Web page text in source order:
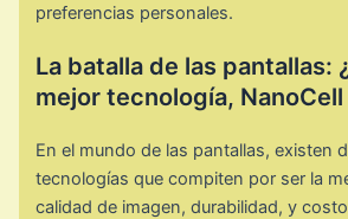
preferencias personales.
La batalla de las pantallas:
mejor tecnología, NanoCell
En el mundo de las pantallas, existen
tecnologías que compiten por ser la
calidad de imagen, durabilidad, y